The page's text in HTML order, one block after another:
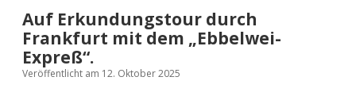
Auf Erkundungstour durch
Frankfurt mit dem „Ebbelwei-
Expreß“.
Veröffentlicht am 12. Oktober 2025